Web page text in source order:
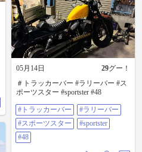
05月14日 29グー！
＃トラッカーバー #ラリーバー #ス
ポーツスター #sportster #48
#トラッカーバー
#ラリーバー
#スポーツスター
#sportster
#48